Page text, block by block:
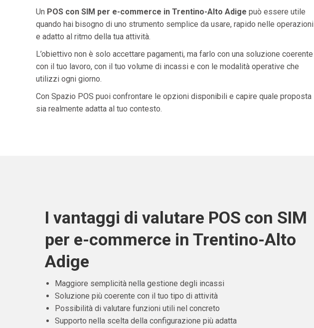
Un POS con SIM per e-commerce in Trentino-Alto Adige può essere utile
quando hai bisogno di uno strumento semplice da usare, rapido nelle operazioni
e adatto al ritmo della tua attività.
L’obiettivo non è solo accettare pagamenti, ma farlo con una soluzione coerente
con il tuo lavoro, con il tuo volume di incassi e con le modalità operative che
utilizzi ogni giorno.
Con Spazio POS puoi confrontare le opzioni disponibili e capire quale proposta
sia realmente adatta al tuo contesto.
I vantaggi di valutare POS con SIM
per e-commerce in Trentino-Alto
Adige
Maggiore semplicità nella gestione degli incassi
Soluzione più coerente con il tuo tipo di attività
Possibilità di valutare funzioni utili nel concreto
Supporto nella scelta della configurazione più adatta